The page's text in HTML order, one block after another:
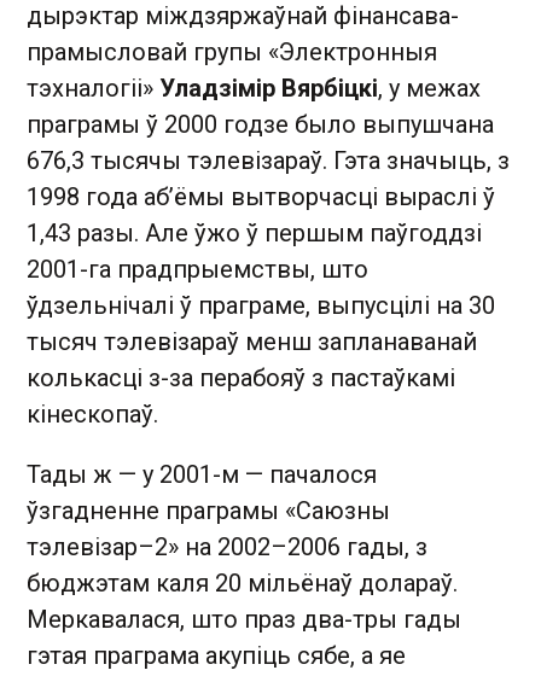
дырэктар міждзяржаўнай фінансава-
прамысловай групы «Электронныя
тэхналогіі» Уладзімір Вярбіцкі, у межах
праграмы ў 2000 годзе было выпушчана
676,3 тысячы тэлевізараў. Гэта значыць, з
1998 года аб’ёмы вытворчасці выраслі ў
1,43 разы. Але ўжо ў першым паўгоддзі
2001-га прадпрыемствы, што
ўдзельнічалі ў праграме, выпусцілі на 30
тысяч тэлевізараў менш запланаванай
колькасці з-за перабояў з пастаўкамі
кінескопаў.
Тады ж — у 2001-м — пачалося
ўзгадненне праграмы «Саюзны
тэлевізар–2» на 2002–2006 гады, з
бюджэтам каля 20 мільёнаў долараў.
Меркавалася, што праз два-тры гады
гэтая праграма акупіць сябе, а яе